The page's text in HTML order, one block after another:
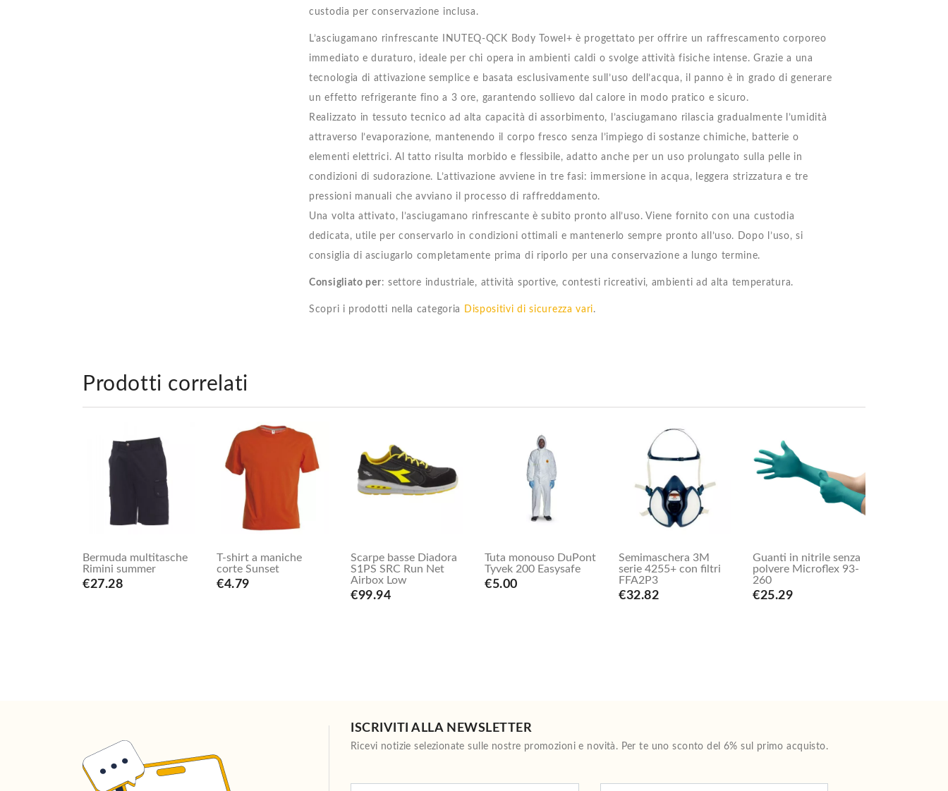
custodia per conservazione inclusa.
L’asciugamano rinfrescante INUTEQ-QCK Body Towel+ è progettato per offrire un raffrescamento corporeo
immediato e duraturo, ideale per chi opera in ambienti caldi o svolge attività fisiche intense. Grazie a una
tecnologia di attivazione semplice e basata esclusivamente sull’uso dell’acqua, il panno è in grado di generare
un effetto refrigerante fino a 3 ore, garantendo sollievo dal calore in modo pratico e sicuro.
Realizzato in tessuto tecnico ad alta capacità di assorbimento, l’asciugamano rilascia gradualmente l’umidità
attraverso l’evaporazione, mantenendo il corpo fresco senza l’impiego di sostanze chimiche, batterie o
elementi elettrici. Al tatto risulta morbido e flessibile, adatto anche per un uso prolungato sulla pelle in
condizioni di sudorazione. L’attivazione avviene in tre fasi: immersione in acqua, leggera strizzatura e tre
pressioni manuali che avviano il processo di raffreddamento.
Una volta attivato, l’asciugamano rinfrescante è subito pronto all’uso. Viene fornito con una custodia
dedicata, utile per conservarlo in condizioni ottimali e mantenerlo sempre pronto all’uso. Dopo l’uso, si
consiglia di asciugarlo completamente prima di riporlo per una conservazione a lungo termine.
Consigliato per: settore industriale, attività sportive, contesti ricreativi, ambienti ad alta temperatura.
Scopri i prodotti nella categoria Dispositivi di sicurezza vari.
Prodotti correlati
Bermuda multitasche
Rimini summer
€27.28
T-shirt a maniche
corte Sunset
€4.79
Scarpe basse Diadora
S1PS SRC Run Net
Airbox Low
€99.94
Tuta monouso DuPont
Tyvek 200 Easysafe
€5.00
Semimaschera 3M
serie 4255+ con filtri
FFA2P3
€32.82
Guanti in nitrile senza
polvere Microflex 93-
260
€25.29
ISCRIVITI ALLA NEWSLETTER
Ricevi notizie selezionate sulle nostre promozioni e novità. Per te uno sconto del 6% sul primo acquisto.